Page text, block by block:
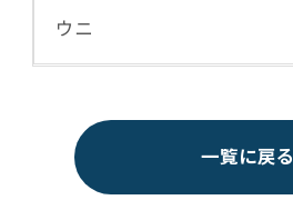
ウニ
一覧に戻る